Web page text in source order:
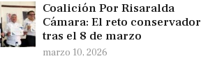
Coalición Por Risaralda
Cámara: El reto conservador
tras el 8 de marzo
marzo 10, 2026